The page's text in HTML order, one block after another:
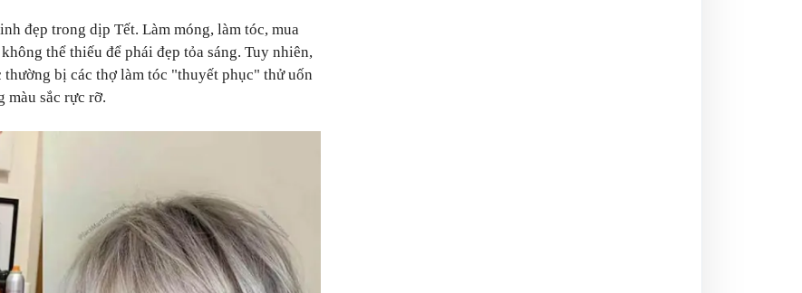
đẹp trong dịp Tết. Làm móng, làm tóc, mua
thể thiếu để phái đẹp tỏa sáng. Tuy nhiên,
bị các thợ làm tóc "thuyết phục" thử uốn
màu sắc rực rỡ.